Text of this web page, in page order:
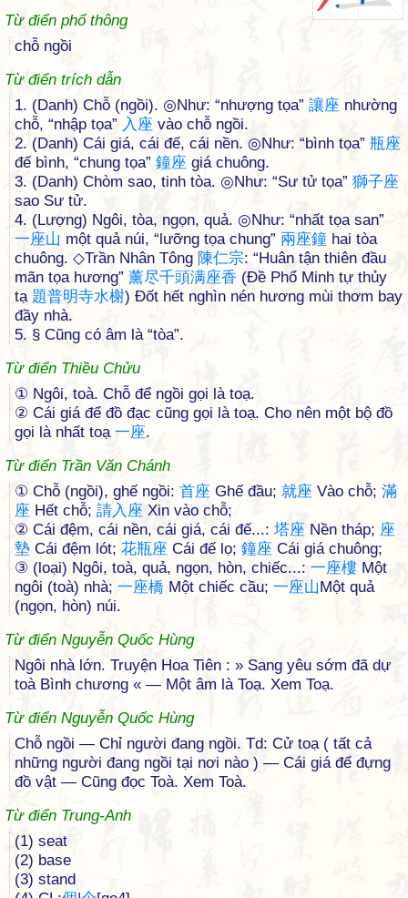
Từ điển phổ thông
chỗ ngồi
Từ điển trích dẫn
1. (Danh) Chỗ (ngồi). ◎Như: “nhượng tọa” 讓座 nhường
chỗ, “nhập tọa” 入 座 vào chỗ ngồi.
2. (Danh) Cái giá, cái đế, cái nền. ◎Như: “bình tọa” 瓶座
đế bình, “chung tọa” 鐘座 giá chuông.
3. (Danh) Chòm sao, tinh tòa. ◎Như: “Sư tử tọa” 獅子座
sao Sư tử.
4. (Lượng) Ngôi, tòa, ngọn, quả. ◎Như: “nhất tọa san”
一座山 một quả núi, “lưỡng tọa chung” 兩座鐘 hai tòa
chuông. ◇Trần Nhân Tông 陳仁宗: “Huân tận thiên đầu
mãn tọa hương” 薰尽千頭满座香 (Đề Phổ Minh tự thủy
tạ 題普明寺水榭) Đốt hết nghìn nén hương mùi thơm bay
đầy nhà.
5. § Cũng có âm là “tòa”.
Từ điển Thiều Chửu
① Ngôi, toà. Chỗ để ngồi gọi là toạ.
② Cái giá để đồ đạc cũng gọi là toạ. Cho nên một bộ đồ
gọi là nhất toạ 一座.
Từ điển Trần Văn Chánh
① Chỗ (ngồi), ghế ngồi: 首座 Ghế đầu; 就座 Vào chỗ; 滿
座 Hết chỗ; 請入 座 Xin vào chỗ;
② Cái đệm, cái nền, cái giá, cái đế...: 塔座 Nền tháp; 座
墊 Cái đệm lót; 花瓶座 Cái đế lọ; 鐘座 Cái giá chuông;
③ (loại) Ngôi, toà, quả, ngọn, hòn, chiếc...: 一座樓 Một
ngôi (toà) nhà; 一座橋 Một chiếc cầu; 一座山Một quả
(ngọn, hòn) núi.
Từ điển Nguyễn Quốc Hùng
Ngôi nhà lớn. Truyện Hoa Tiên : » Sang yêu sớm đã dự
toà Bình chương « — Một âm là Toạ. Xem Toạ.
Từ điển Nguyễn Quốc Hùng
Chỗ ngồi — Chỉ người đang ngồi. Td: Cử toạ ( tất cả
những người đang ngồi tại nơi nào ) — Cái giá để đựng
đồ vật — Cũng đọc Toà. Xem Toà.
Từ điển Trung-Anh
(1) seat
(2) base
(3) stand